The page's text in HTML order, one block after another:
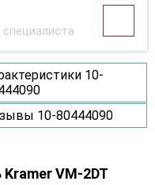
10-
10-80444090
VM-2DT